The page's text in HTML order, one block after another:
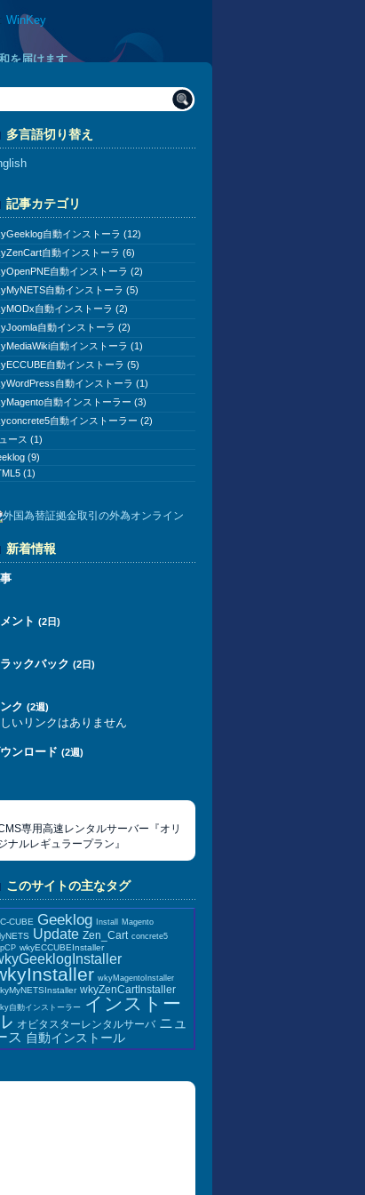
WinKey
を届けます
多言語切り替え
記事カテゴリ
自動インストーラ (12)
自動インストーラ (6)
自動インストーラ (2)
自動インストーラ (5)
自動インストーラ (2)
自動インストーラ (2)
自動インストーラ (1)
自動インストーラ (5)
自動インストーラ (1)
自動インストーラー (3)
自動インストーラー (2)
ース (1)
(9)
(1)
新着情報
ント (2日)
ラックバック (2日)
ク (2週)
いリンクはありません
ンロード (2週)
専用高速レンタルサーバー『オリ
ナルレギュラープラン』
このサイトの主なタグ
CUBE Geeklog Install Magento
Update Zen_Cart concrete5
wkyECCUBEInstaller
wkyMagentoInstaller
wkyZenCartInstaller
自動インストーラー インストー
オビタスターレンタルサーバ ニュ
ス 自動インストール